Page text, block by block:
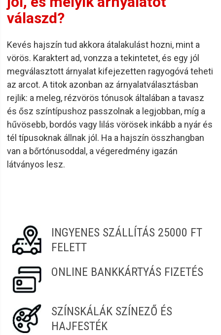
erősíti a hajat, míg a bio körömvirág a sérült hajszerkezetet
állítja helyre mély hidratáló hatása által.
rugalmasságát és puhaságát állítja vissza. A technikailag
kezelt, stresszelt hajra ideális választás. A száraz és
törékeny haj számára tökéletes. A minél hatékonyabb
alkalmazás érdekében a lenmag és répakivonatos
hajpakolással együtt javasolt használni.
Ha hajad számára a legjobbat szeretnéd, akkor válaszd ki a
számodra legmegfelelőbb Imperity terméket és rendeld
meg még ma! Hamar érezni fogod a jótékony, szépítő
hatást!
válaszd?
Kevés hajszín tud akkora átalakulást hozni, mint a
vörös. Karaktert ad, vonzza a tekintetet, és egy jól
megválasztott árnyalat kifejezetten ragyogóvá teheti
az arcot. A titok azonban az árnyalatválasztásban
rejlik: a meleg, rézvörös tónusok általában a tavasz
és ősz színtípushoz passzolnak a legjobban, míg a
hűvösebb, bordós vagy lilás vörösek inkább a nyár és
tél típusoknak állnak jól. Ha a hajszín összhangban
van a bőrtónusoddal, a végeredmény igazán
látványos lesz.
INGYENES SZÁLLÍTÁS 25000 FT
FELETT
ONLINE BANKKÁRTYÁS FIZETÉS
SZÍNSKÁLÁK SZÍNEZŐ ÉS
HAJFESTÉK